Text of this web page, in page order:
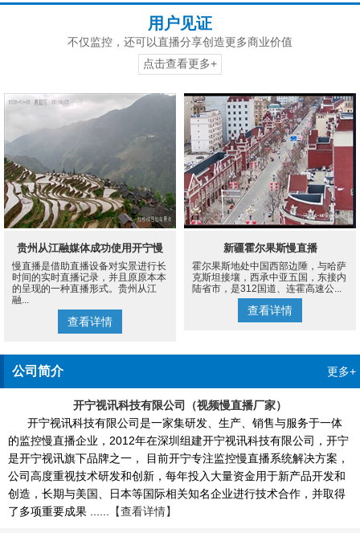
用户见证
不仅监控，还可以直播分享创造更多商业价值
点击查看更多+
贵州从江融媒体成功使用开宁慢
直播设备案例
慢直播是借助直播设备对实景进行长
时间的实时直播记录，并且原原本本
的呈现的一种直播形式。贵州从江
融...
查看详情
新疆霍尔果斯慢直播
霍尔果斯地处中国西部边陲，与哈萨
克斯坦接壤，西承中亚五国，东接内
陆省市，是312国道、连霍高速公...
查看详情
公司简介 更多+
开宁视讯科技有限公司（视频慢直播厂家）
开宁视讯科技有限公司是一家集研发、生产、销售与服务于一体
的监控慢直播企业，2012年在深圳组建开宁视讯科技有限公司，开宁
是开宁视讯旗下品牌之一， 目前开宁专注监控慢直播系统解决方案，
公司高度重视技术研发和创新，每年投入大量资金用于新产品开发和
创造，长期与美国、日本等国际相关知名企业进行技术合作，并取得
了多项重要成果 ......
【查看详情】